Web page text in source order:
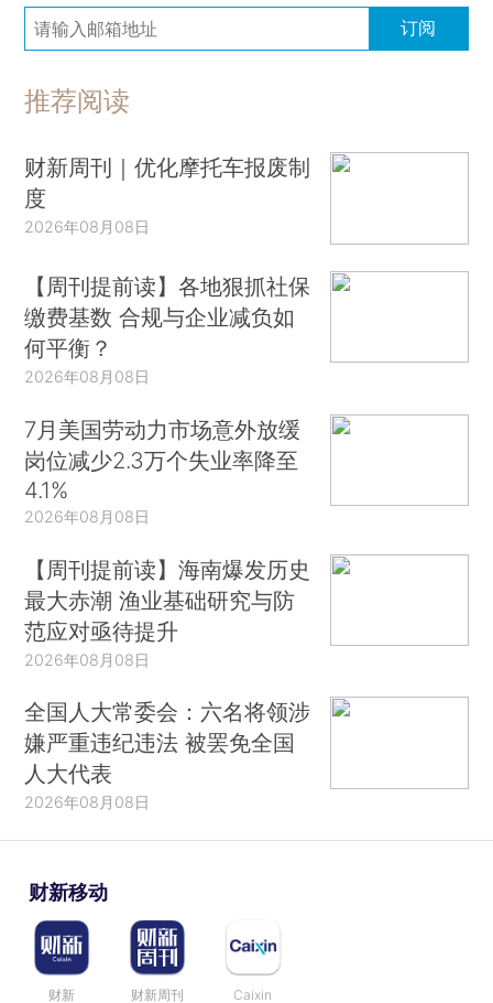
订阅
推荐阅读
财新周刊｜优化摩托车报废制
度
2026年08月08日
【周刊提前读】各地狠抓社保
缴费基数 合规与企业减负如
何平衡？
2026年08月08日
7月美国劳动力市场意外放缓
岗位减少2.3万个失业率降至
4.1%
2026年08月08日
【周刊提前读】海南爆发历史
最大赤潮 渔业基础研究与防
范应对亟待提升
2026年08月08日
全国人大常委会：六名将领涉
嫌严重违纪违法 被罢免全国
人大代表
2026年08月08日
财新移动
财新 财新周刊 Caixin